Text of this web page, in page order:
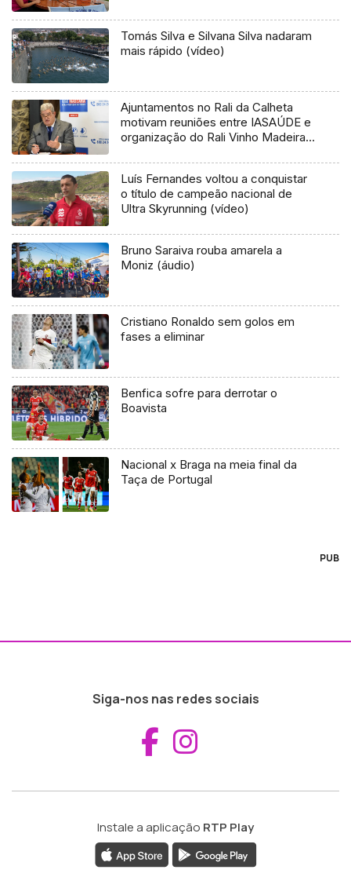
Tomás Silva e Silvana Silva nadaram
mais rápido (vídeo)
Ajuntamentos no Rali da Calheta
motivam reuniões entre IASAÚDE e
organização do Rali Vinho Madeira
Luís Fernandes voltou a conquistar
o título de campeão nacional de
Ultra Skyrunning (vídeo)
Bruno Saraiva rouba amarela a
Moniz (áudio)
Cristiano Ronaldo sem golos em
fases a eliminar
Benfica sofre para derrotar o
Boavista
Nacional x Braga na meia final da
Taça de Portugal
PUB
Siga-nos nas redes sociais
Aceder ao
Instale a aplicação RTP Play